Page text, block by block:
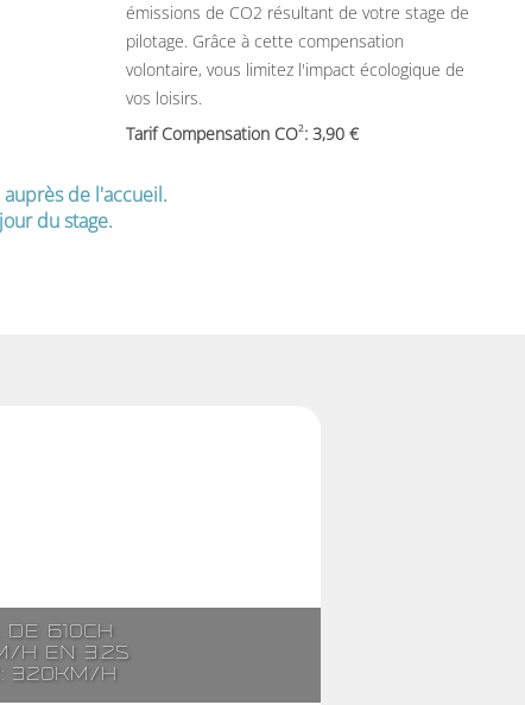
émissions de CO2 résultant de votre stage de
pilotage. Grâce à cette compensation
volontaire, vous limitez l'impact écologique de
vos loisirs.
Tarif Compensation CO2: 3,90
de l'accueil.
du stage.
de 610ch
h en 3.2s
320km/h